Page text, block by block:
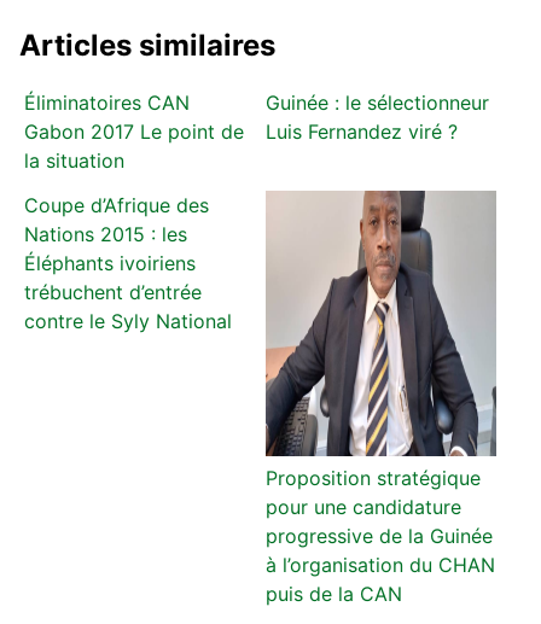
Articles similaires
Éliminatoires CAN
Gabon 2017 Le point de
la situation
Guinée : le sélectionneur
Luis Fernandez viré ?
Coupe d’Afrique des
Nations 2015 : les
Éléphants ivoiriens
trébuchent d’entrée
contre le Syly National
Proposition stratégique
pour une candidature
progressive de la Guinée
à l’organisation du CHAN
puis de la CAN